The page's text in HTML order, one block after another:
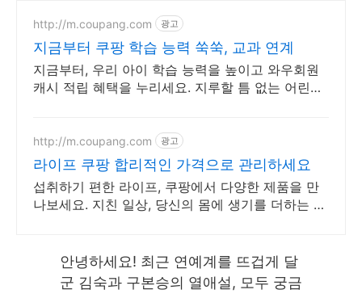
http://m.coupang.com 광고
지금부터 쿠팡 학습 능력 쑥쑥, 교과 연계
지금부터, 우리 아이 학습 능력을 높이고 와우회원
캐시 적립 혜택을 누리세요. 지루할 틈 없는 어린이
http://m.coupang.com 광고
라이프 쿠팡 합리적인 가격으로 관리하세요
섭취하기 편한 라이프, 쿠팡에서 다양한 제품을 만
나보세요. 지친 일상, 당신의 몸에 생기를 더하는 건
안녕하세요! 최근 연예계를 뜨겁게 달
군 김숙과 구본승의 열애설, 모두 궁금